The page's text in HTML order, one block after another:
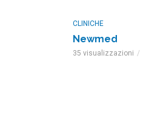
CLINICHE
Newmed
35 visualizzazioni